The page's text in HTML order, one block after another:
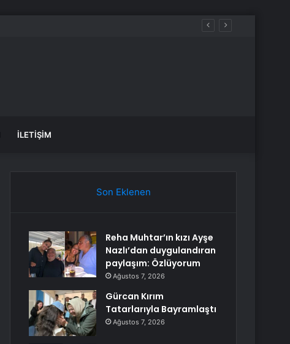
İLETIŞIM
Son Eklenen
Reha Muhtar’ın kızı Ayşe
Nazlı’dan duygulandıran
paylaşım: Özlüyorum
Ağustos 7, 2026
Gürcan Kırım
Tatarlarıyla Bayramlaştı
Ağustos 7, 2026